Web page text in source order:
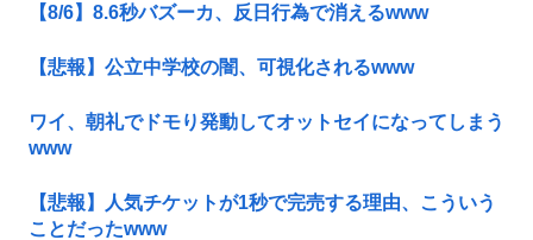
【8/6】8.6秒バズーカ、反日行為で消えるwww
【悲報】公立中学校の闇、可視化されるwww
ワイ、朝礼でドモり発動してオットセイになってしまう
www
【悲報】人気チケットが1秒で完売する理由、こういう
ことだったwww